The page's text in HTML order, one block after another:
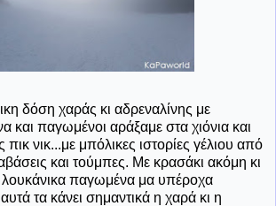
δόση χαράς κι αδρεναλίνης με
και παγωμένοι αράξαμε στα χιόνια και
πικ νικ...με μπόλικες ιστορίες γέλιου από
και τούμπες. Με κρασάκι ακόμη κι
λουκάνικα παγωμένα μα υπέροχα
τα κάνει σημαντικά η χαρά κι η